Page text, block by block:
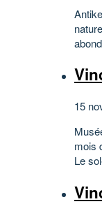
15
mois
Le